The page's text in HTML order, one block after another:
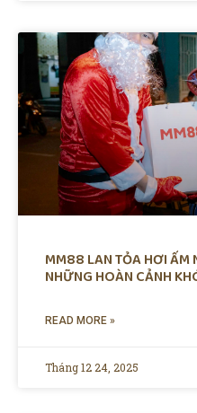
MM88 LAN TỎA HƠI ẤM
NHỮNG HOÀN CẢNH
READ MORE »
Tháng 12 24, 2025